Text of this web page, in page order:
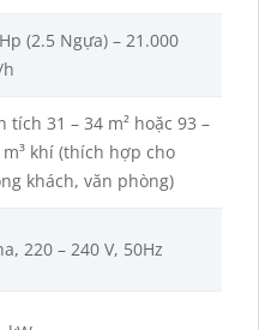
(2.5 Ngựa) – 21.000
tích 31 – 34 m² hoặc 93 –
m³ khí (thích hợp cho
khách, văn phòng)
220 – 240 V, 50Hz